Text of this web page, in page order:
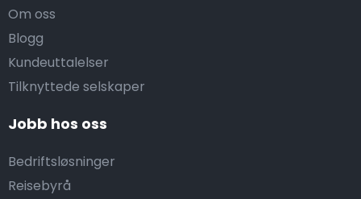
Om oss
Blogg
Kundeuttalelser
Tilknyttede selskaper
Jobb hos oss
Bedriftsløsninger
Reisebyrå